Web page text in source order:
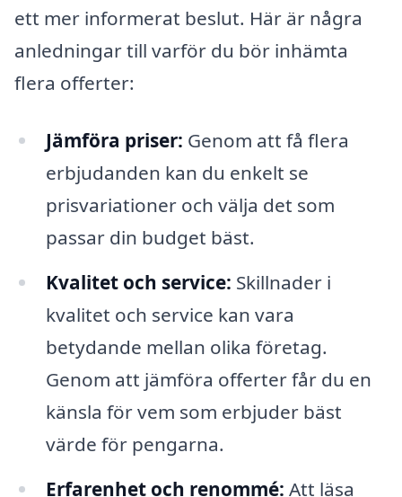
ett mer informerat beslut. Här är några
anledningar till varför du bör inhämta
flera offerter:
Jämföra priser: Genom att få flera
erbjudanden kan du enkelt se
prisvariationer och välja det som
passar din budget bäst.
Kvalitet och service: Skillnader i
kvalitet och service kan vara
betydande mellan olika företag.
Genom att jämföra offerter får du en
känsla för vem som erbjuder bäst
värde för pengarna.
Erfarenhet och renommé: Att läsa